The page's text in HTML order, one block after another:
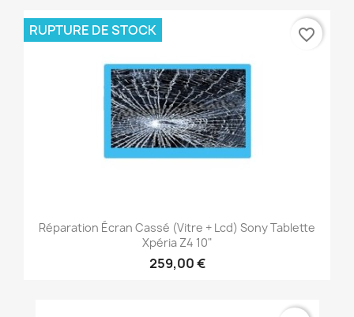
Réparation Écran Cassé (vitre + Lcd) Sony Tablette
Xpéria Z4 10"
259,00 €
RUPTURE DE STOCK favorite_border